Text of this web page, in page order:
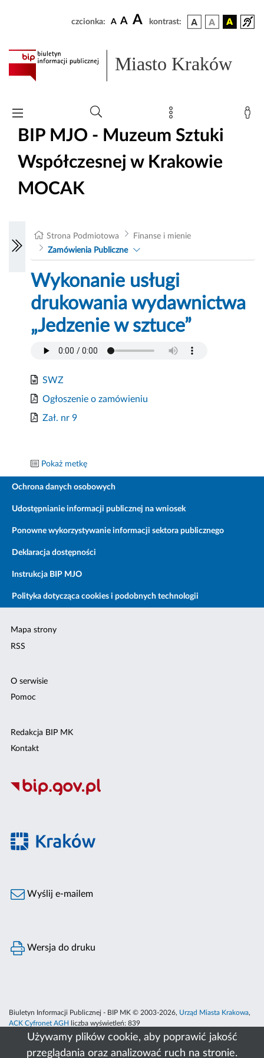
Używamy plików cookie, aby poprawić jakość
przeglądania oraz analizować ruch na stronie.
czcionka: A A A kontrast:
Miasto Kraków
BIP MJO - Muzeum Sztuki
Współczesnej w Krakowie
MOCAK
Strona Podmiotowa
Finanse i mienie
Zamówienia Publiczne
Wykonanie usługi
drukowania wydawnictwa
„Jedzenie w sztuce”
SWZ
Ogłoszenie o zamówieniu
Zał. nr 9
Pokaż metkę
Ochrona danych osobowych
Udostępnianie informacji publicznej na wniosek
Ponowne wykorzystywanie informacji sektora publicznego
Deklaracja dostępności
Instrukcja BIP MJO
Polityka dotycząca cookies i podobnych technologii
Mapa strony
RSS
O serwisie
Pomoc
Redakcja BIP MK
Kontakt
Wyślij e-mailem
Wersja do druku
Biuletyn Informacji Publicznej - BIP MK © 2003-2026, Urząd Miasta Krakowa,
ACK Cyfronet AGH
liczba wyświetleń: 839